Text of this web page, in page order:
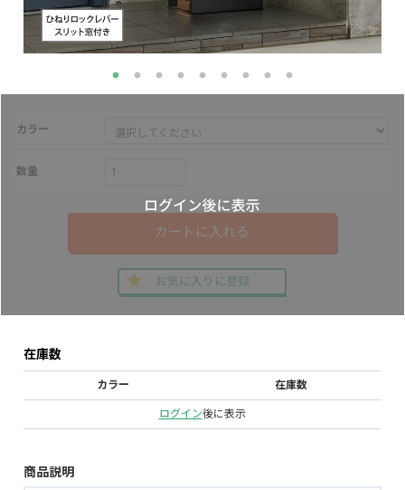
カラー
数量
カートに入れる
お気に入りに登録
在庫数
カラー 在庫数
ログイン後に表示
商品説明